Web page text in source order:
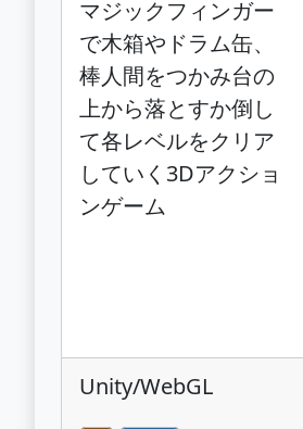
マジックフィンガー
で木箱やドラム缶、
棒人間をつかみ台の
上から落とすか倒し
て各レベルをクリア
していく3Dアクショ
ンゲーム
Unity/WebGL